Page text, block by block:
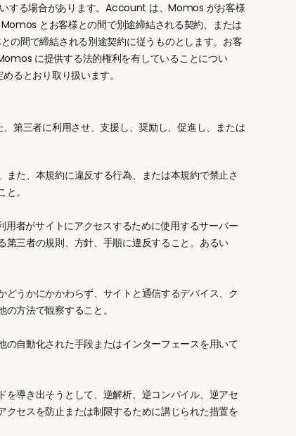
する場合があります。Account は、Momos がお客様
とお客様との間で別途締結される契約、または
間で締結される別途契約に従うものとします。お客
に提供する法的権利を有していることについ
るとおり取り扱います。
第三者に利用させ、支援し、奨励し、促進し、または
た、本規約に違反する行為、または本規約で禁止さ
。
者がサイトにアクセスするために使用するサーバー
三者の規則、方針、手順に違反すること。あるい
うかにかかわらず、サイトと通信するデバイス、ク
方法で観察すること。
自動化された手段またはインターフェースを用いて
導き出そうとして、逆解析、逆コンパイル、逆アセ
セスを防止または制限するために講じられた措置を